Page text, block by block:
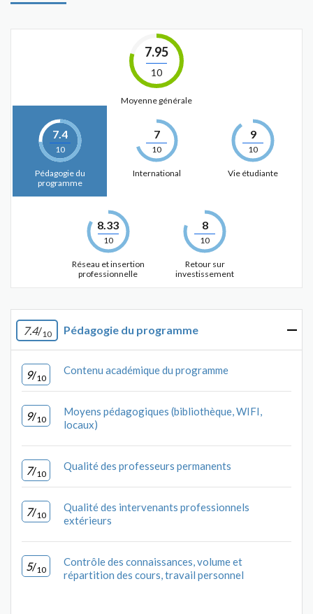
7.95
10
Moyenne générale
7.4
10
Pédagogie du
programme
7
10
International
9
10
Vie étudiante
8.33
10
Réseau et insertion
professionnelle
8
10
Retour sur
investissement
7.4/10 Pédagogie du programme
9/10
Contenu académique du programme
9/10
Moyens pédagogiques (bibliothèque, WIFI,
locaux)
7/10
Qualité des professeurs permanents
7/10
Qualité des intervenants professionnels
extérieurs
5/10
Contrôle des connaissances, volume et
répartition des cours, travail personnel